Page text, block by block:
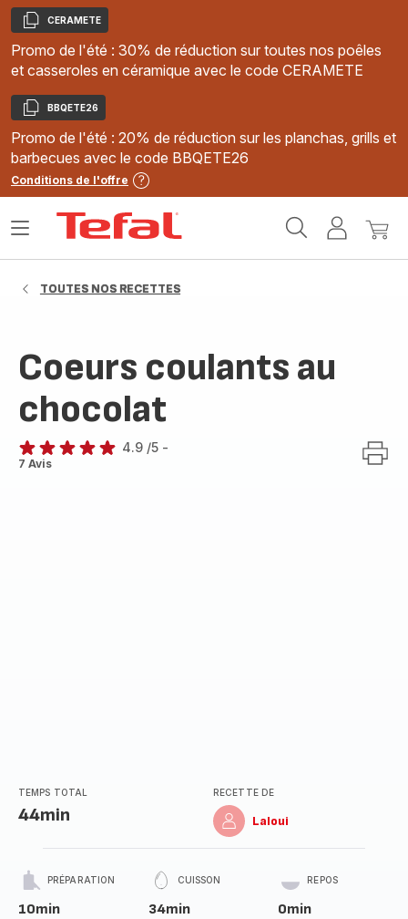
Copier
CERAMETE
Promo de l'été : 30% de réduction sur toutes nos poêles
et casseroles en céramique avec le code CERAMETE
Copier
BBQETE26
Promo de l'été : 20% de réduction sur les planchas, grills et
barbecues avec le code BBQETE26
Conditions de l'offre
MonMon
Ouvrir
TOUTES NOS RECETTES
Coeurs coulants au
chocolat
ratings.4.9
4.9 /5 -
7 Avis
TEMPS TOTAL
44min
RECETTE DE
Laloui
PRÉPARATION
10min
CUISSON
34min
REPOS
0min